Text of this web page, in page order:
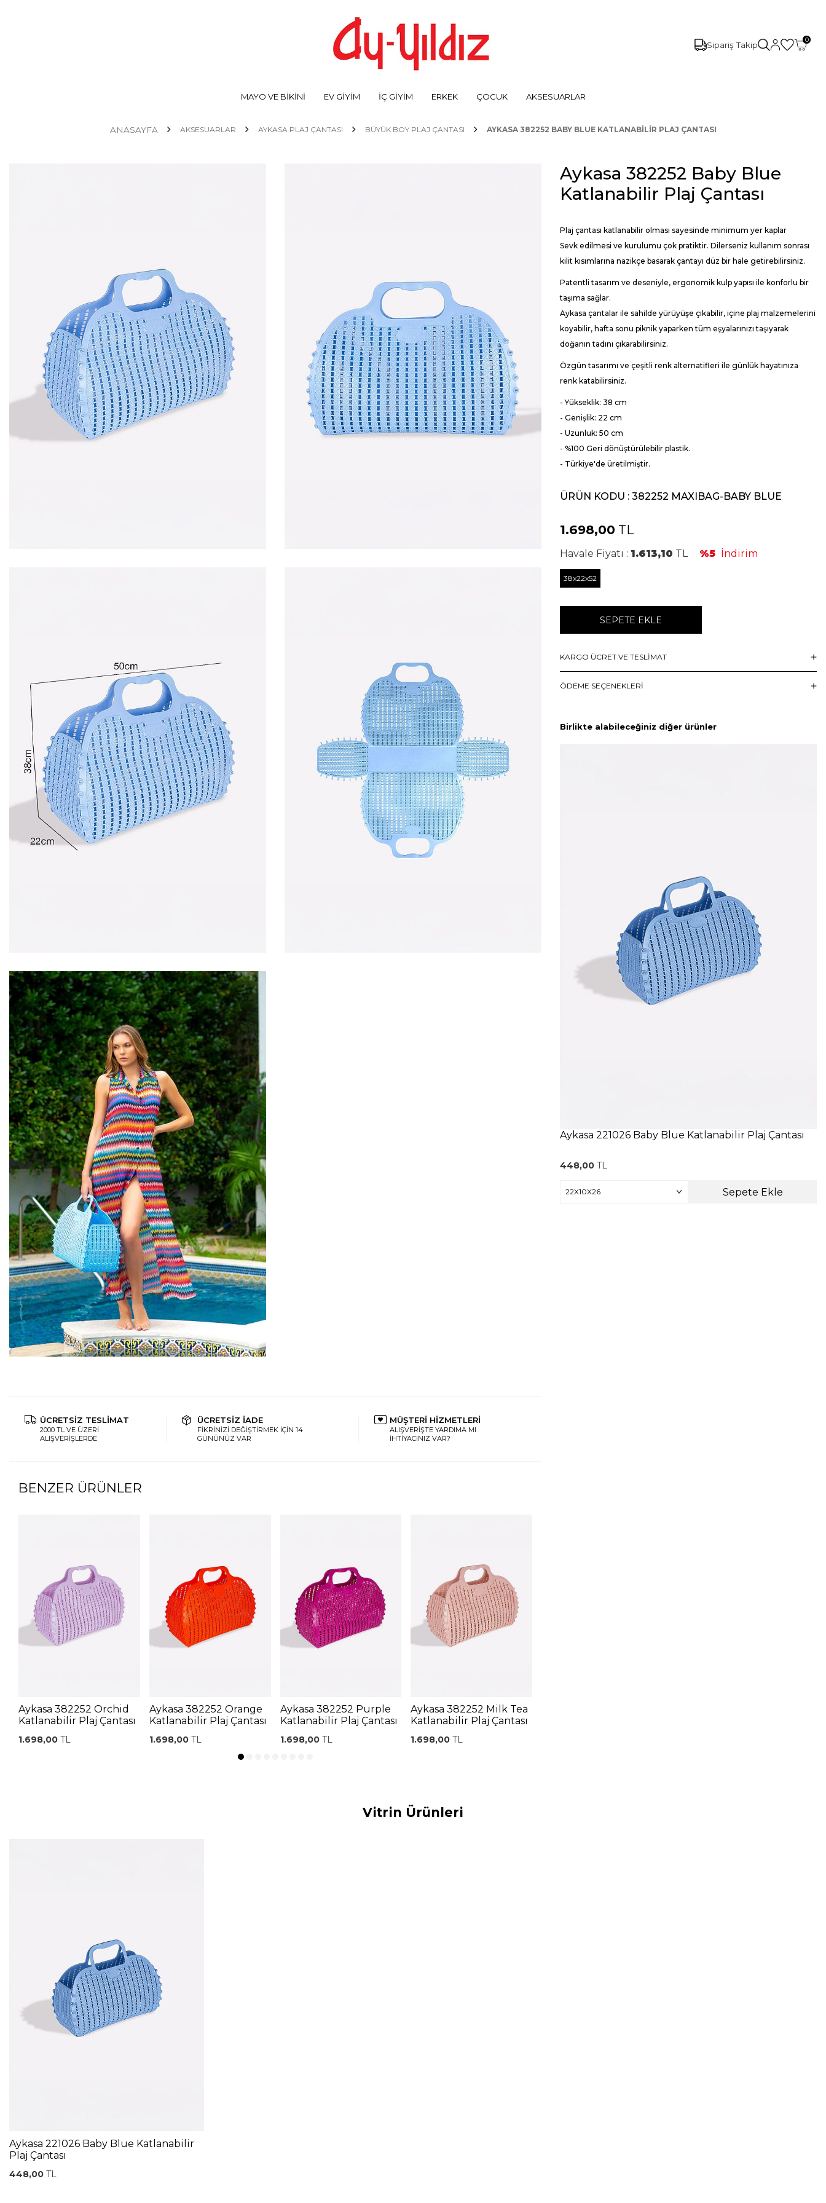
Sipariş Takip
0
MAYO VE BİKİNİ EV GİYİM İÇ GİYİM ERKEK ÇOCUK AKSESUARLAR
ANASAYFA AKSESUARLAR AYKASA PLAJ ÇANTASI BÜYÜK BOY PLAJ ÇANTASI AYKASA 382252 BABY BLUE KATLANABILIR PLAJ ÇANTASI
ÜCRETSİZ TESLİMAT
2000 TL VE ÜZERİ
ALIŞVERİŞLERDE
ÜCRETSİZ İADE
FİKRİNİZİ DEĞİŞTİRMEK İÇİN 14
GÜNÜNÜZ VAR
MÜŞTERİ HİZMETLERİ
ALIŞVERİŞTE YARDIMA MI
İHTİYACINIZ VAR?
BENZER ÜRÜNLER
Aykasa 382252 Orchid
Katlanabilir Plaj Çantası
1.698,00 TL
Aykasa 382252 Orange
Katlanabilir Plaj Çantası
1.698,00TL
Aykasa 382252 Purple
Katlanabilir Plaj Çantası
1.698,00TL
Aykasa 382252 Milk Tea
Katlanabilir Plaj Çantası
1.698,00 TL
Aykasa 382252 Baby Blue
Katlanabilir Plaj Çantası
Plaj çantası katlanabilir olması sayesinde minimum yer kaplar
Sevk edilmesi ve kurulumu çok pratiktir. Dilerseniz kullanım sonrası
kilit kısımlarına nazikçe basarak çantayı düz bir hale getirebilirsiniz.
Patentli tasarım ve deseniyle, ergonomik kulp yapısı ile konforlu bir
taşıma sağlar.
Aykasa çantalar ile sahilde yürüyüşe çıkabilir, içine plaj malzemelerini
koyabilir, hafta sonu piknik yaparken tüm eşyalarınızı taşıyarak
doğanın tadını çıkarabilirsiniz.
Özgün tasarımı ve çeşitli renk alternatifleri ile günlük hayatınıza
renk katabilirsiniz.
- Yükseklik: 38 cm
- Genişlik: 22 cm
- Uzunluk: 50 cm
- %100 Geri dönüştürülebilir plastik.
- Türkiye'de üretilmiştir.
ÜRÜN KODU : 382252 MAXIBAG-BABY BLUE
1.698,00 TL
Havale Fiyatı : 1.613,10 TL %5 İndirim
38x22x52
SEPETE EKLE
KARGO ÜCRET VE TESLİMAT
ÖDEME SEÇENEKLERI
Birlikte alabileceğiniz diğer ürünler
Aykasa 221026 Baby Blue Katlanabilir Plaj Çantası
448,00 TL
Sepete Ekle
Vitrin Ürünleri
Aykasa 221026 Baby Blue Katlanabilir
Plaj Çantası
448,00 TL